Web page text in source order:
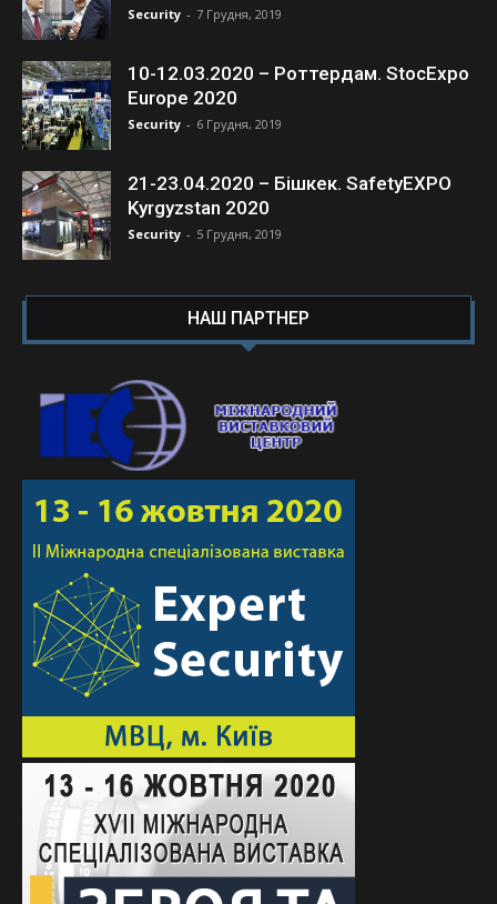
Security - 7 Грудня, 2019
10-12.03.2020 – Роттердам. StocExpo
Europe 2020
Security - 6 Грудня, 2019
21-23.04.2020 – Бішкек. SafetyEXPO
Kyrgyzstan 2020
Security - 5 Грудня, 2019
НАШ ПАРТНЕР